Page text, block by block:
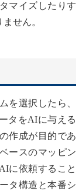
マイズしたりす
せん。
を選択したら、
タをAIに与える
作成が目的であ
ースのマッピン
に依頼すること
タ構造と本番シ